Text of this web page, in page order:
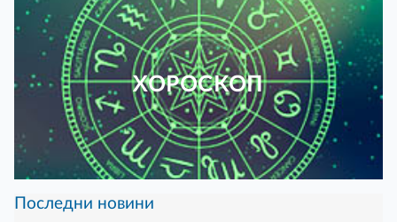
ХОРОСКОП
Последни новини